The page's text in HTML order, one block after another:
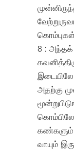
8 :
இடையிலே
அதற்கு
கண்களும்
வாயும்